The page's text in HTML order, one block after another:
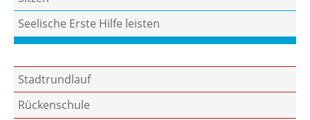
Seelische Erste Hilfe leisten
Stadtrundlauf
Rückenschule